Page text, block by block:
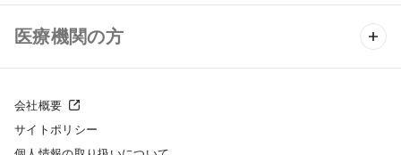
クリニック物件検索
クリニックの開業スタイル
医師求人 TOP
常勤求人検索
非常勤求人検索
医療機関の方
採用をお考えの医療機関の方
会社概要
サイトポリシー